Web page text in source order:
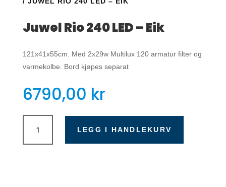
Juwel Rio 240 LED – Eik
121x41x55cm. Med 2x29w Multilux 120 armatur filter og
varmekolbe. Bord kjøpes separat
6790,00 kr
Juwel
240
LEGG I HANDLEKURV